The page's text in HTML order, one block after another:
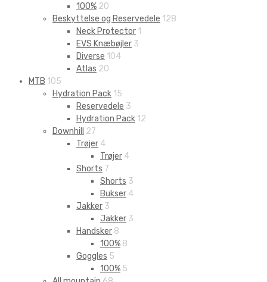
100% 20
Beskyttelse og Reservedele 128
Neck Protector 1
EVS Knæbøjler 3
Diverse 104
Atlas 20
MTB 105
Hydration Pack 15
Reservedele 3
Hydration Pack 12
Downhill
27
Trøjer 4
Trøjer 4
Shorts 7
Shorts 3
Bukser 4
Jakker 3
Jakker 3
Handsker 8
100% 8
Goggles 5
100% 5